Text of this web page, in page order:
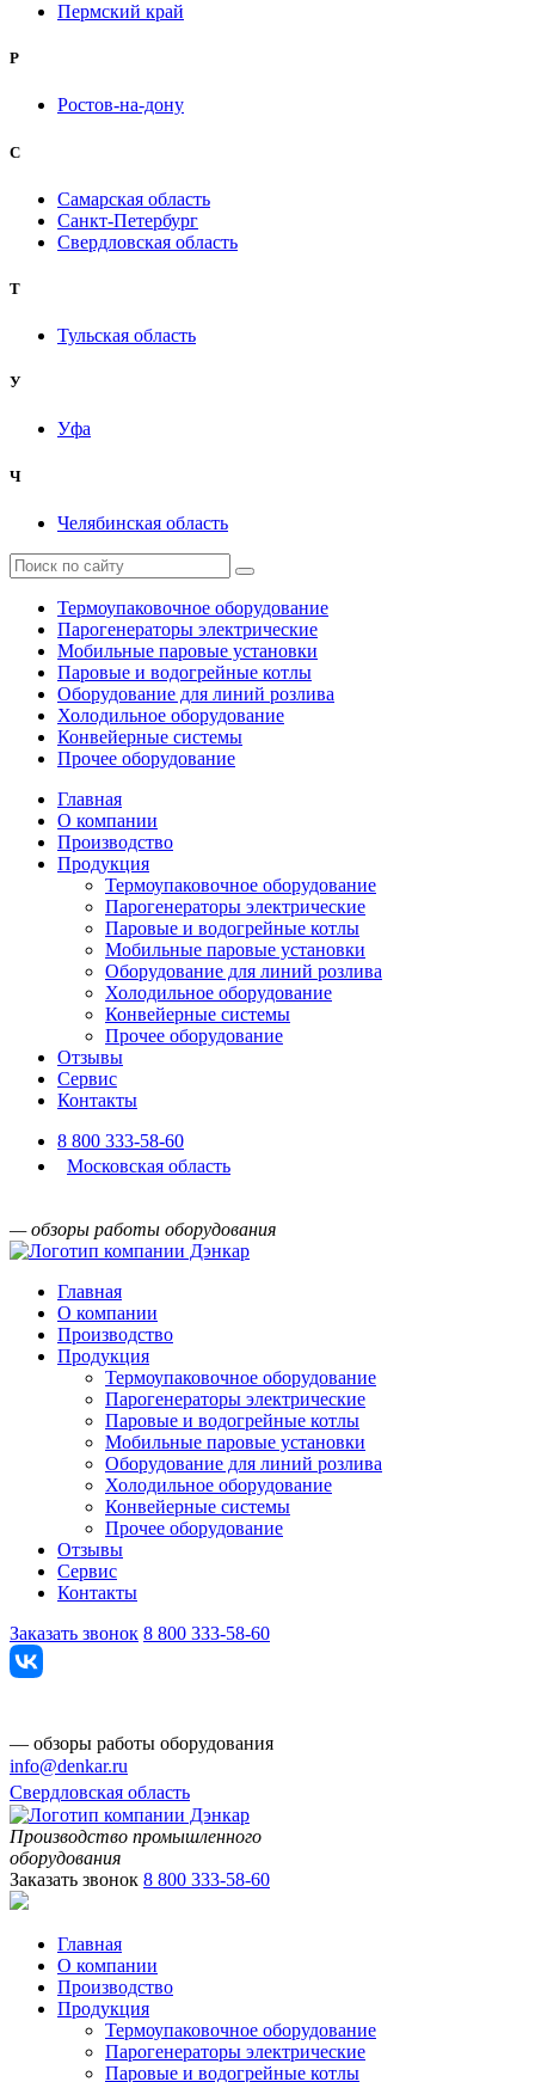
Пермский край
Р
Ростов-на-дону
С
Самарская область
Санкт-Петербург
Свердловская область
Т
Тульская область
У
Уфа
Ч
Челябинская область
Термоупаковочное оборудование
Парогенераторы электрические
Мобильные паровые установки
Паровые и водогрейные котлы
Оборудование для линий розлива
Холодильное оборудование
Конвейерные системы
Прочее оборудование
Главная
О компании
Производство
Продукция
Термоупаковочное оборудование
Парогенераторы электрические
Паровые и водогрейные котлы
Мобильные паровые установки
Оборудование для линий розлива
Холодильное оборудование
Конвейерные системы
Прочее оборудование
Отзывы
Сервис
Контакты
8 800 333-58-60
Московская область
— обзоры работы оборудования
Главная
О компании
Производство
Продукция
Термоупаковочное оборудование
Парогенераторы электрические
Паровые и водогрейные котлы
Мобильные паровые установки
Оборудование для линий розлива
Холодильное оборудование
Конвейерные системы
Прочее оборудование
Отзывы
Сервис
Контакты
Заказать звонок 8 800 333-58-60
— обзоры работы оборудования
info@denkar.ru
Свердловская область
Производство промышленного
оборудования
Заказать звонок 8 800 333-58-60
Главная
О компании
Производство
Продукция
Термоупаковочное оборудование
Парогенераторы электрические
Паровые и водогрейные котлы